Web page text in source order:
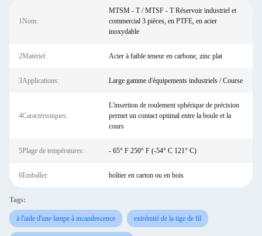
1Nom:
MTSM - T / MTSF - T Réservoir industriel et
commercial 3 pièces, en PTFE, en acier
inoxydable
2Matériel: Acier à faible teneur en carbone, zinc plat
3Applications: Large gamme d'équipements industriels / Course
4Caractéristiques:
L'insertion de roulement sphérique de précision
permet un contact optimal entre la boule et la
cours
5Plage de températures: - 65° F 250° F (-54° C 121° C)
6Emballer: boîtier en carton ou en bois
Tags:
à l'aide d'une lampe à incandescence extrémité de la tige de fil